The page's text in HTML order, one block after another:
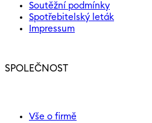
Soutěžní podmínky
Spotřebitelský leták
Impressum
SPOLEČNOST
Vše o firmě